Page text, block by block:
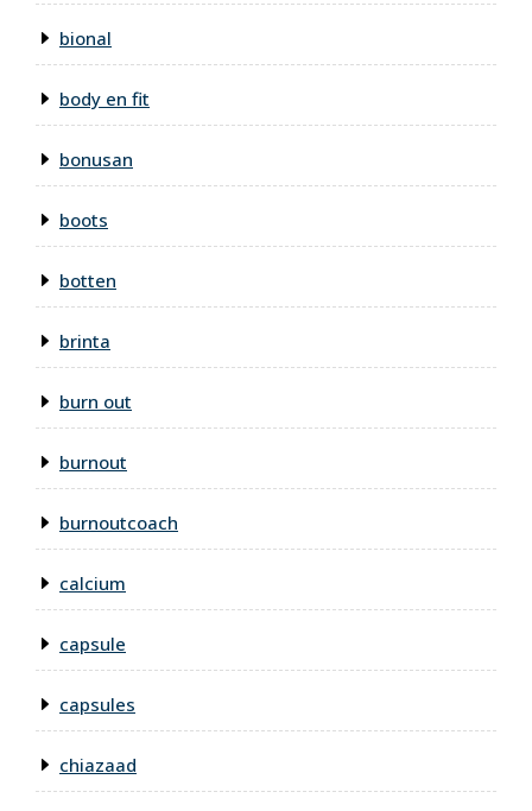
bional
body en fit
bonusan
boots
botten
brinta
burn out
burnout
burnoutcoach
calcium
capsule
capsules
chiazaad